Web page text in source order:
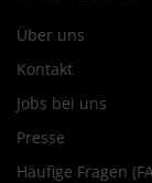
Über uns
Kontakt
Jobs bei uns
Presse
Häufige Fragen